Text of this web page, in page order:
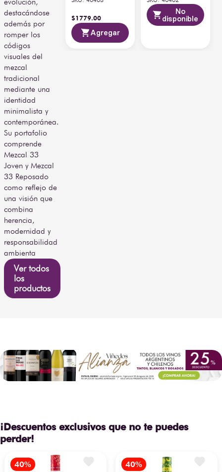
destacándose
además por
romper los
códigos
visuales del
mezcal
tradicional
mediante una
identidad
minimalista y
contemporánea.
Su portafolio
comprende
Mezcal 33
Joven y Mezcal
33 Reposado
como reflejo de
una visión que
combina
herencia,
modernidad y
responsabilidad
ambienta
Ver todos
los
productos
$1779.00
Agregar
No
disponible
¡Descuentos exclusivos que no te puedes
perder!